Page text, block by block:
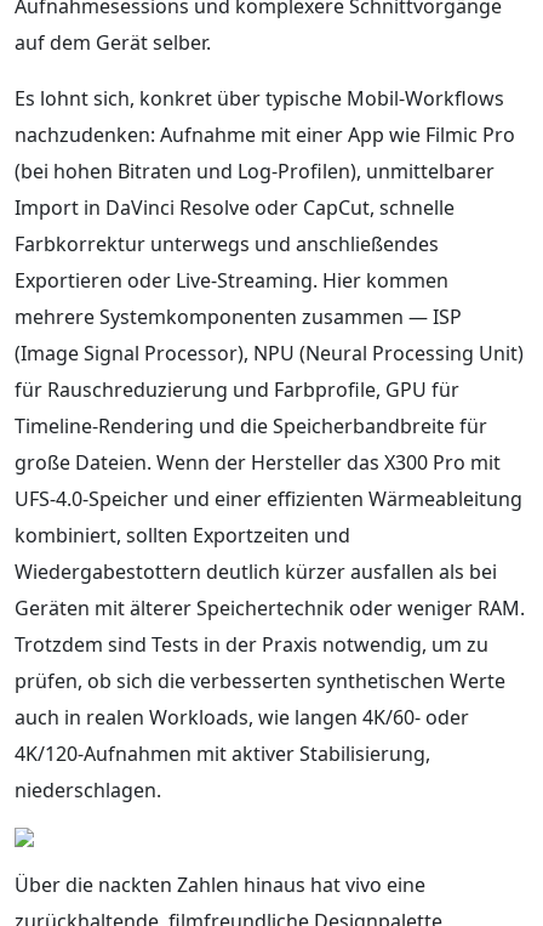
Aufnahmesessions und komplexere Schnittvorgänge
auf dem Gerät selber.
Es lohnt sich, konkret über typische Mobil-Workflows
nachzudenken: Aufnahme mit einer App wie Filmic Pro
(bei hohen Bitraten und Log-Profilen), unmittelbarer
Import in DaVinci Resolve oder CapCut, schnelle
Farbkorrektur unterwegs und anschließendes
Exportieren oder Live-Streaming. Hier kommen
mehrere Systemkomponenten zusammen — ISP
(Image Signal Processor), NPU (Neural Processing Unit)
für Rauschreduzierung und Farbprofile, GPU für
Timeline-Rendering und die Speicherbandbreite für
große Dateien. Wenn der Hersteller das X300 Pro mit
UFS-4.0-Speicher und einer effizienten Wärmeableitung
kombiniert, sollten Exportzeiten und
Wiedergabestottern deutlich kürzer ausfallen als bei
Geräten mit älterer Speichertechnik oder weniger RAM.
Trotzdem sind Tests in der Praxis notwendig, um zu
prüfen, ob sich die verbesserten synthetischen Werte
auch in realen Workloads, wie langen 4K/60- oder
4K/120-Aufnahmen mit aktiver Stabilisierung,
niederschlagen.
Über die nackten Zahlen hinaus hat vivo eine
zurückhaltende, filmfreundliche Designpalette